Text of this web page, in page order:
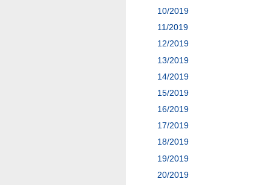
10/2019
11/2019
12/2019
13/2019
14/2019
15/2019
16/2019
17/2019
18/2019
19/2019
20/2019